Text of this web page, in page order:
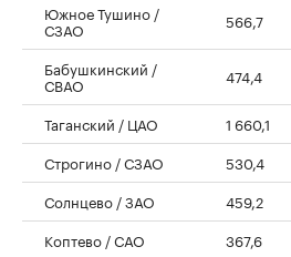
Южное Тушино /
СЗАО 566,7
Бабушкинский /
СВАО 474,4
Таганский / ЦАО 1 660,1
Строгино / СЗАО
530,4
Солнцево / ЗАО
459,2
Коптево / САО
367,6